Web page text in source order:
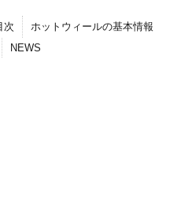
次
ホットウィールの基本情報
NEWS